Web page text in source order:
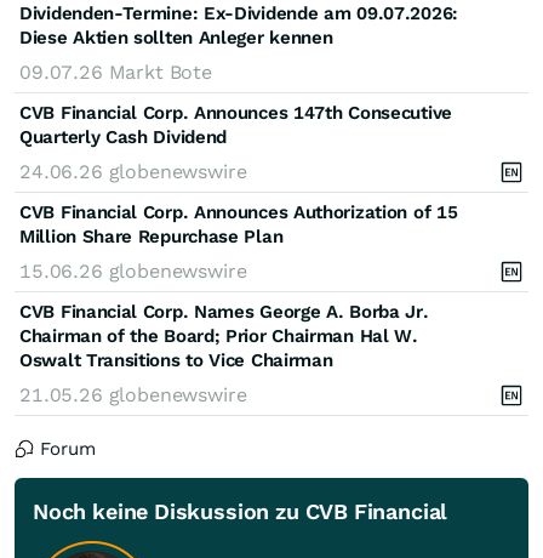
Dividenden-Termine: Ex-Dividende am 09.07.2026:
Diese Aktien sollten Anleger kennen
09.07.26 Markt Bote
CVB Financial Corp. Announces 147th Consecutive
Quarterly Cash Dividend
24.06.26 globenewswire
CVB Financial Corp. Announces Authorization of 15
Million Share Repurchase Plan
15.06.26 globenewswire
CVB Financial Corp. Names George A. Borba Jr.
Chairman of the Board; Prior Chairman Hal W.
Oswalt Transitions to Vice Chairman
21.05.26 globenewswire
Forum
Noch keine Diskussion zu CVB Financial